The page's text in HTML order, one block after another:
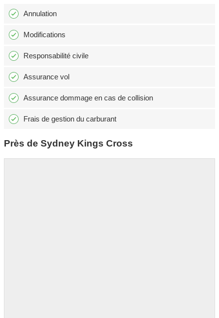
Annulation
Modifications
Responsabilité civile
Assurance vol
Assurance dommage en cas de collision
Frais de gestion du carburant
Près de Sydney Kings Cross